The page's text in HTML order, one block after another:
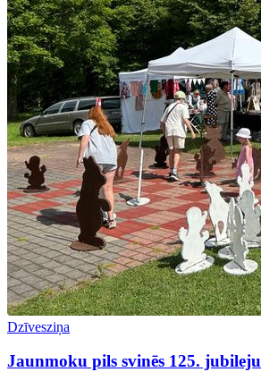
Dzīvesziņa
Jaunmoku pils svinēs 125. jubileju